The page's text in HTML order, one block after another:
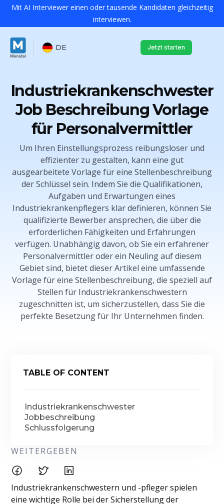
Mit AI Interviewer einen oder tausende Kandidaten gleichzeitig
interviewen.
DE Jetzt starten
Industriekrankenschwester
Job Beschreibung Vorlage
für Personalvermittler
Um Ihren Einstellungsprozess reibungsloser und
effizienter zu gestalten, kann eine gut
ausgearbeitete Vorlage für eine Stellenbeschreibung
der Schlüssel sein. Indem Sie die Qualifikationen,
Aufgaben und Erwartungen eines
Industriekrankenpflegers klar definieren, können Sie
qualifizierte Bewerber ansprechen, die über die
erforderlichen Fähigkeiten und Erfahrungen
verfügen. Unabhängig davon, ob Sie ein erfahrener
Personalvermittler oder ein Neuling auf diesem
Gebiet sind, bietet dieser Artikel eine umfassende
Vorlage für eine Stellenbeschreibung, die speziell auf
Stellen für Industriekrankenschwestern
zugeschnitten ist, um sicherzustellen, dass Sie die
perfekte Besetzung für Ihr Unternehmen finden.
TABLE OF CONTENT
Industriekrankenschwester
Jobbeschreibung
Schlussfolgerung
WEITERGEBEN
Industriekrankenschwestern und -pfleger spielen
eine wichtige Rolle bei der Sicherstellung der